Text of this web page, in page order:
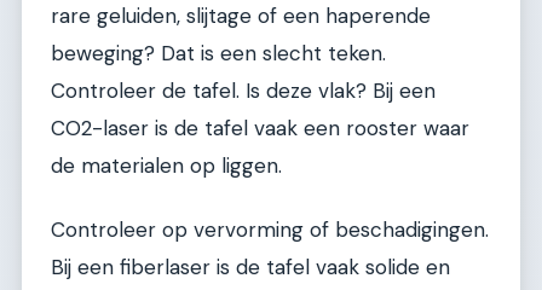
rare geluiden, slijtage of een haperende
beweging? Dat is een slecht teken.
Controleer de tafel. Is deze vlak? Bij een
CO2-laser is de tafel vaak een rooster waar
de materialen op liggen.
Controleer op vervorming of beschadigingen.
Bij een fiberlaser is de tafel vaak solide en